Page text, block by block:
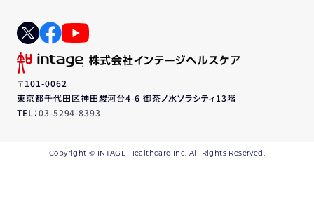
〒101-0062
東京都千代田区神田駿河台4-6 御茶ノ水ソラシティ13階
TEL：03-5294-8393
Copyright © INTAGE Healthcare Inc. All Rights Reserved.